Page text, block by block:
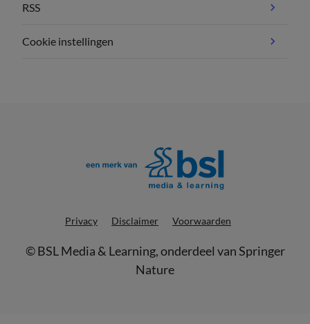
RSS
Cookie instellingen
Privacy Disclaimer Voorwaarden
©BSL Media & Learning, onderdeel vanSpringer
Nature